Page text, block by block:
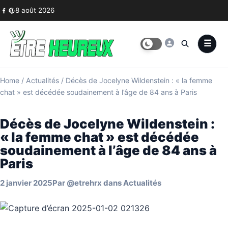
Skip to content
8 août 2026
Home / Actualités / Décès de Jocelyne Wildenstein : « la femme
chat » est décédée soudainement à l’âge de 84 ans à Paris
Décès de Jocelyne Wildenstein :
« la femme chat » est décédée
soudainement à l’âge de 84 ans à
Paris
2 janvier 2025Par @etrehrx dansActualités